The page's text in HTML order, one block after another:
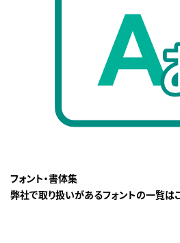
フォント・書体集
弊社で取り扱いがあるフォントの一覧は